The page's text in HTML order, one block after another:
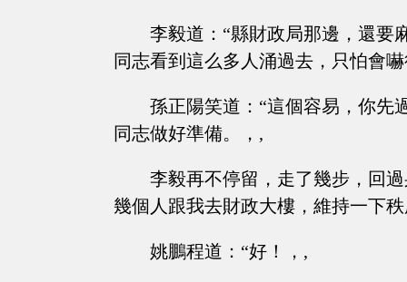
李毅道：“縣財政局那邊，還要
同志看到這么多人涌過去，只怕會
孫正陽笑道：“這個容易，你先
同志做好準備。，,
李毅再不停留，走了幾步，回
幾個人跟我去財政大樓，維持一下秩
姚鵬程道：“好！，,